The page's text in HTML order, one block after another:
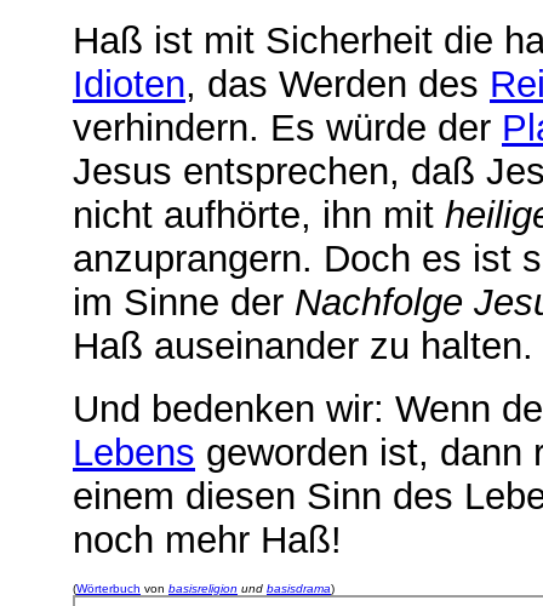
Haß ist mit Sicherheit die
Idioten, das Werden des
verhindern. Es würde der
Jesus entsprechen, daß
nicht aufhörte, ihn mit
anzuprangern. Doch es ist
im Sinne der Nachfolge
Haß auseinander zu halten.
Und bedenken wir: Wenn
Lebens geworden ist, dann
einem diesen Sinn des
noch mehr Haß!
(Wörterbuch von basisreligion und basisdrama)